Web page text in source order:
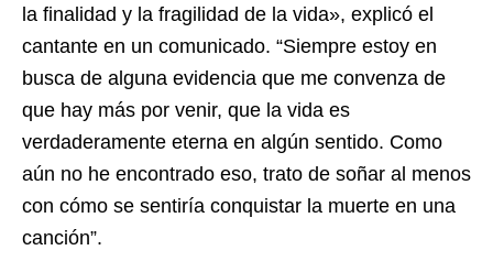
la finalidad y la fragilidad de la vida», explicó el
cantante en un comunicado. “Siempre estoy en
busca de alguna evidencia que me convenza de
que hay más por venir, que la vida es
verdaderamente eterna en algún sentido. Como
aún no he encontrado eso, trato de soñar al menos
con cómo se sentiría conquistar la muerte en una
canción”.